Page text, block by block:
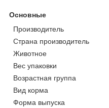
Основные
Производитель
Страна производитель
Животное
Вес упаковки
Возрастная группа
Вид корма
Форма выпуска